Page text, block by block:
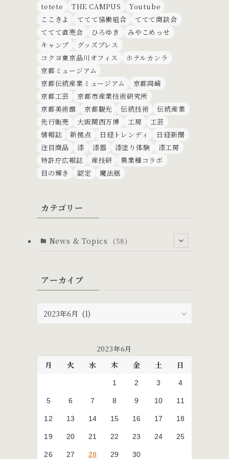
tetete THE CAMPUS
Youtube
ここきよ
ててて協働組合
ててて商談会
ててて直売会
ひろゆき
みやこめっせ
キャンプ
グッズプレス
コクヨ東京品川オフィス
ホテルカンラ
京都ミュージアム
京都伝統産業ミュージアム
京都岡崎
京都工芸
京都市産業技術研究所
京都美術館
京都観光 伝統技術
伝統産業
先行販売
大阪関西万博 工房
工芸
情報誌
新拠点 日経トレンディ
日経新聞
注目商品
漆 漆器 漆塗り体験
漆工房
特許庁広報誌
産技研
異業種コラボ
目の輝き
認定 魔法瓶
カテゴリー
News & Topics (58)
(19)
(6)
アーカイブ
2023年6月
月 火 水 木 金 土 日
1 2 3 4
5 6 7 8 9 10 11
12 13 14 15 16 17 18
19 20 21 22 23 24 25
26 27 28 29 30